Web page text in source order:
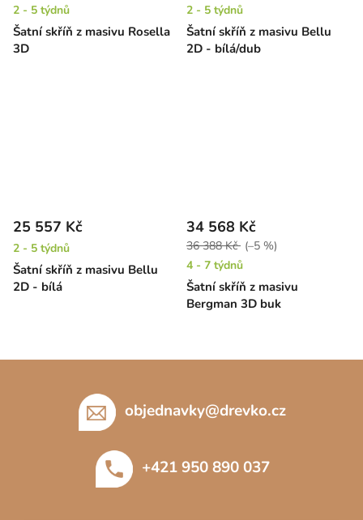
Šatní skříň z masivu Rosella
3D
2 - 5 týdnů
Šatní skříň z masivu Bellu
2D - bílá/dub
2 - 5 týdnů
Šatní skříň z masivu Bellu
2D - bílá
25 557 Kč
2 - 5 týdnů
Šatní skříň z masivu
Bergman 3D buk
34 568 Kč
36 388 Kč (–5 %)
4 - 7 týdnů
objednavky@drevko.cz
+421 950 890 037